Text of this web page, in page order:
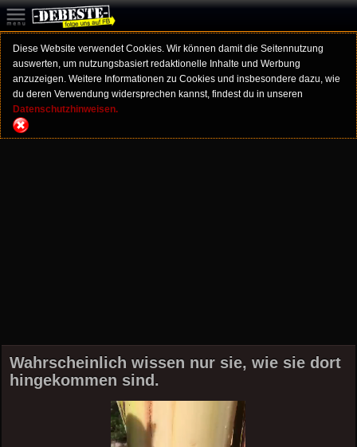
Diese Website verwendet Cookies. Wir können damit die Seitennutzung
auswerten, um nutzungsbasiert redaktionelle Inhalte und Werbung
anzuzeigen. Weitere Informationen zu Cookies und insbesondere dazu, wie
du deren Verwendung widersprechen kannst, findest du in unseren
Datenschutzhinweisen.
Wahrscheinlich wissen nur sie, wie sie dort
hingekommen sind.